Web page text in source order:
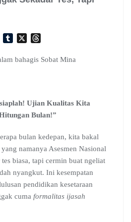
n
m
X
r
bahagis Sobat Mina
Ujian Kualitas Kita
Bulan!”
bulan kedepan, kita bakal
yang namanya Asesmen Nasional
biasa, tapi cermin buat ngeliat
nyangkut. Ini kesempatan
pendidikan kesetaraan
cuma formalitas ijasah